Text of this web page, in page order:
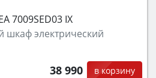
7009SED03 IX
шкаф электрический
38 990 в корзину